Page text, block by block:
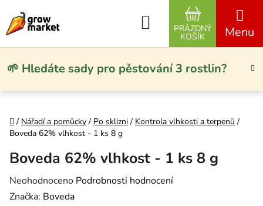
🌱 Hledáte sady pro pěstování 3 rostlin?
Hledat
NÁKUPNÍ
PRÁZDNÝ
KOŠÍK
Domů
/ Nářadí a pomůcky / Po sklizni / Kontrola vlhkosti a terpenů /
Boveda 62% vlhkost - 1 ks 8 g
Boveda 62% vlhkost - 1 ks 8 g
Průměrné hodnocení produktu je 0,0 z 5 hvězdiček.
Neohodnoceno Podrobnosti hodnocení
Značka: Boveda